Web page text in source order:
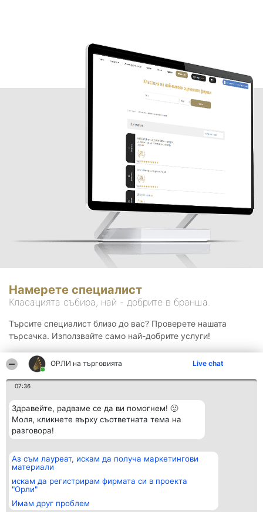
ОРЛИ на търговията Live chat
07:36
Здравейте, радваме се да ви помогнем! 🙂
Моля, кликнете върху съответната тема на
разговора!
Аз съм лауреат, искам да получа маркетингови
материали
искам да регистрирам фирмата си в проекта
"Орли"
Имам друг проблем
Намерете специалист
Класацията събира, най - добрите в бранша.
Търсите специалист близо до вас? Проверете нашата
търсачка. Използвайте само най-добрите услуги!
Организатор на
класиране
BulevardulAleea Timișul De
Sus Nr. 2, Bl. A30, Sc. A, Et.
4, Ap. 13
Класация
всички
Контакти